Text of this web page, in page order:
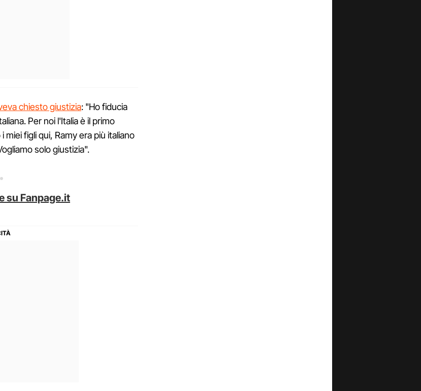
chiesto giustizia: "Ho fiducia
Per noi l'Italia è il primo
miei figli qui, Ramy era più italiano
solo giustizia".
su Fanpage.it